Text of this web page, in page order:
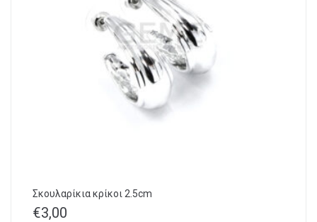
Σκουλαρίκια κρίκοι 2.5cm
€3,00